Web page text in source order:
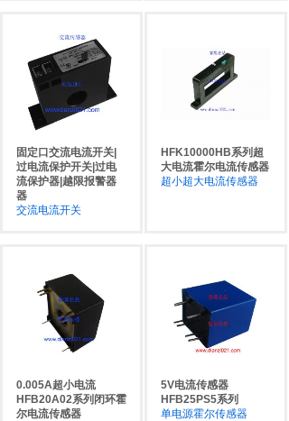
公司立足于长三角地区，致力于为长三角地区的
生产厂家提供元器件配套服务，已经与上海大学、复
旦大学、上海交通大学等科研机构建立合作关系。公
司将在稳固长三角地区客户的同时，努力开拓东北、
西北、西南地区的客户。欢迎来电咨询。
除了提供优质产品以外，我们还提供技术支持、
完善的产品解决方案，提供技术支持的工程师是在传
限公司共同出资开拓集成电路市场，销售全系列电源
IC，代理各大品牌IC、三极管等等电子元器件。利用
香港恒发商贸有限公司在港台、欧美、日本、新加坡
等地健全的电子产品采购渠道，经营进口可以为您提
供完善的电子元器件配套服务。
公司最新引进了中国电科所研制生产的晶振、开
固定口交流电流开关|
过电流保护开关|过电
流保护器|越限报警器
器
交流电流开关
HFK10000HB系列超
大电流霍尔电流传感器
超小超大电流传感器
0.005A超小电流
HFB20A02系列闭环霍
尔电流传感器
5V电流传感器
HFB25PS5系列
单电源霍尔传感器